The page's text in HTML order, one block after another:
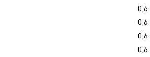
0,6
0,6
0,6
0,6